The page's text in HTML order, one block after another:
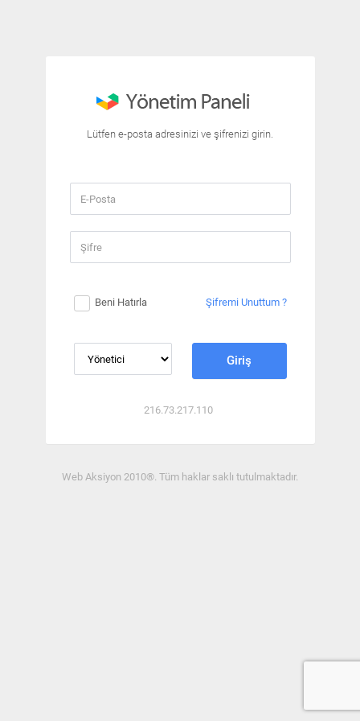
Lütfen e-posta adresinizi ve şifrenizi girin.
Beni Hatırla Şifremi Unuttum ?
Giriş
216.73.217.110
Web Aksiyon 2010®. Tüm haklar saklı tutulmaktadır.